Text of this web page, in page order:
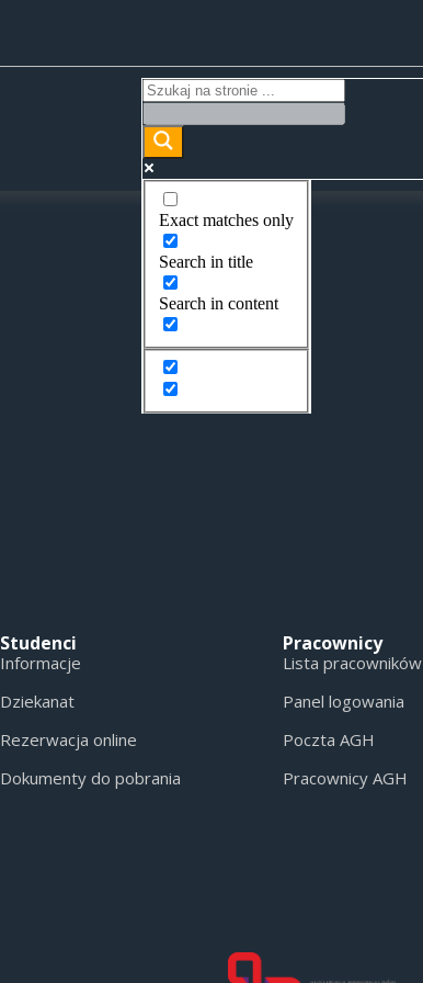
Exact matches only
Search in title
Search in content
Studenci
Informacje
Dziekanat
Rezerwacja online
Dokumenty do pobrania
Pracownicy
Lista pracowników
Panel logowania
Poczta AGH
Pracownicy AGH